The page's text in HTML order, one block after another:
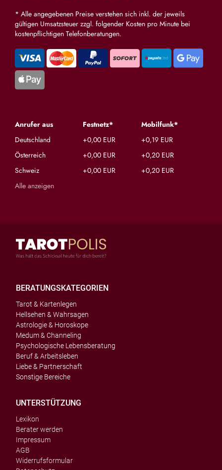
* Alle angegebenen Preise verstehen sich inkl. der jeweils
gültigen Umsatzsteuer zzgl. folgender Kosten pro Minute bei
kostenpflichtigen Telefonberatungen.
Anrufer aus Festnetz*
Mobilfunk*
Deutschland
+0,00 EUR
+0,19 EUR
Österreich
+0,00 EUR
+0,20 EUR
Schweiz
+0,00 EUR
+0,20 EUR
Alle anzeigen
BERATUNGSKATEGORIEN
Tarot & Kartenlegen
Hellsehen & Wahrsagen
Astrologie & Horoskope
Medum & Channeling
Psychologische Lebensberatung
Beruf & Arbeitsleben
Liebe & Partnerschaft
Sonstige Bereiche
UNTERSTÜTZUNG
Lexikon
Berater werden
Impressum
AGB
Widerrufsformular